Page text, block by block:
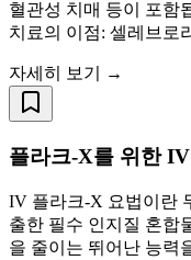
혈관성 치매 등이 포함
치료의 이점: 셀레브로
자세히 보기 →
플라크-X를 위한 IV
IV 플라크-X 요법이란
출한 필수 인지질 혼합
을 줄이는 뛰어난 능력